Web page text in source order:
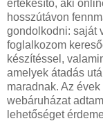
értékesítő, aki
hosszútávon
gondolkodni: saját
foglalkozom
készítéssel,
amelyek átadás
maradnak. Az
webáruházat
lehetőséget